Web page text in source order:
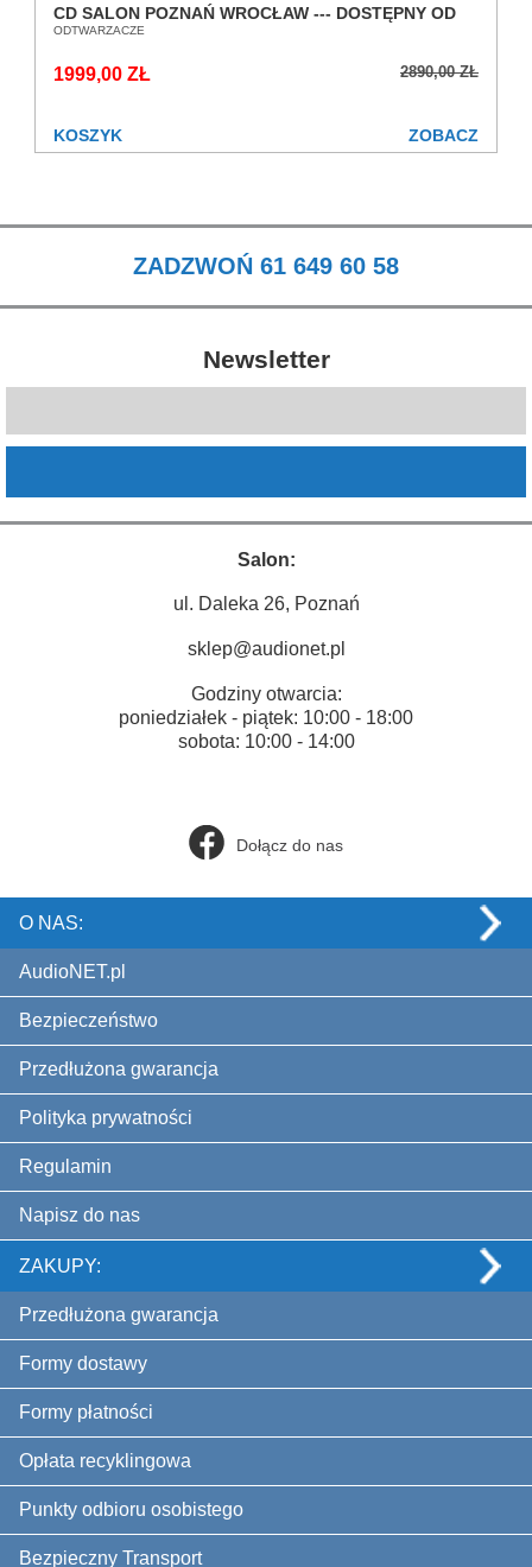
CD SALON POZNAŃ WROCŁAW --- DOSTĘPNY OD
RĘKI ---
ODTWARZACZE
2890,00 ZŁ
1999,00 ZŁ
KOSZYK ZOBACZ
ZADZWOŃ 61 649 60 58
Newsletter
Salon:
ul. Daleka 26, Poznań
sklep@audionet.pl
Godziny otwarcia:
poniedziałek - piątek: 10:00 - 18:00
sobota: 10:00 - 14:00
Dołącz do nas
O NAS:
AudioNET.pl
Bezpieczeństwo
Przedłużona gwarancja
Polityka prywatności
Regulamin
Napisz do nas
ZAKUPY:
Przedłużona gwarancja
Formy dostawy
Formy płatności
Opłata recyklingowa
Punkty odbioru osobistego
Bezpieczny Transport